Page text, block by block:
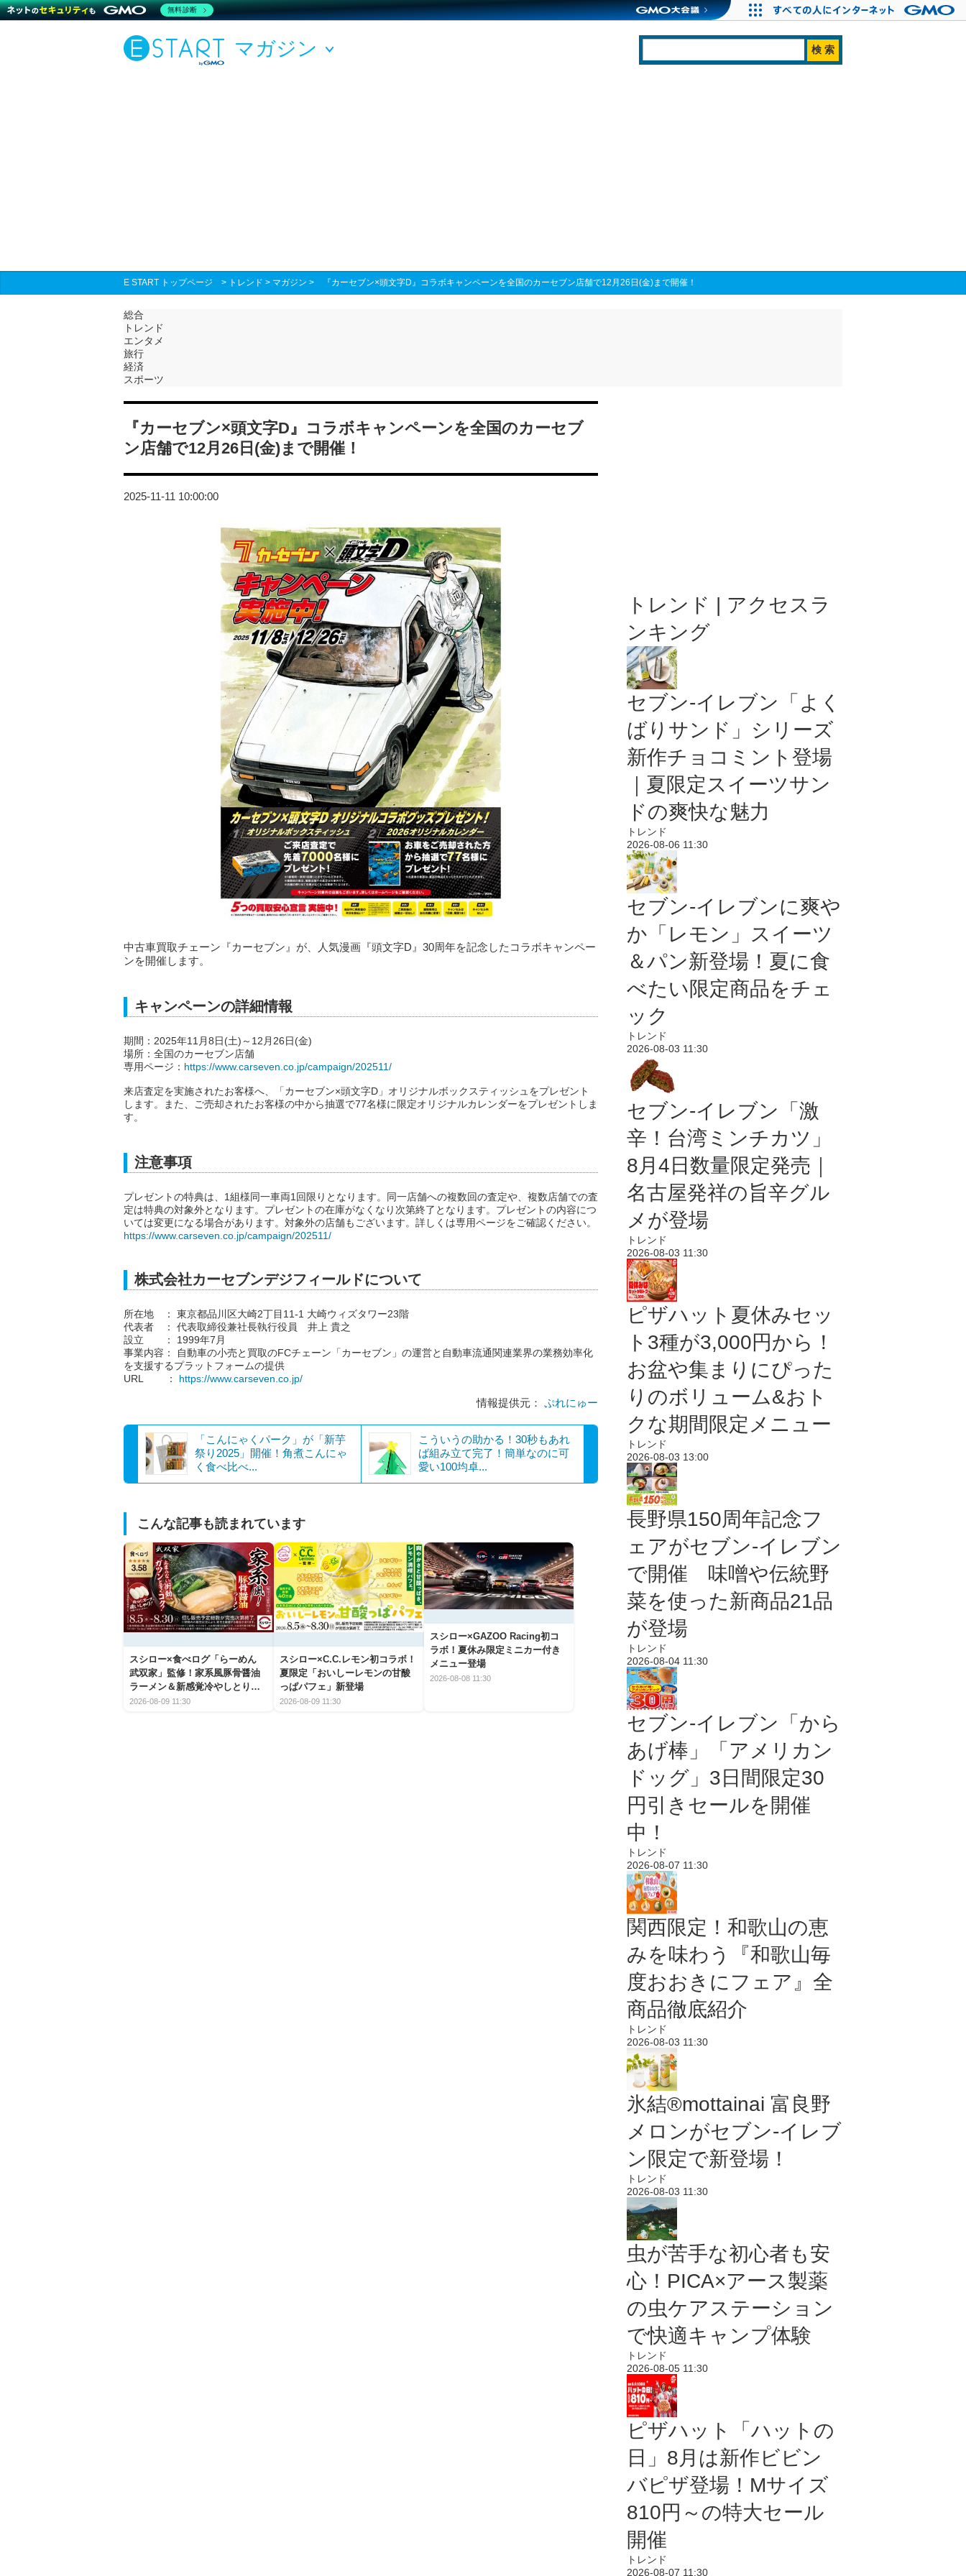
マガジン
E START トップページ > トレンド > マガジン > 『カーセブン×頭文字D』コラボキャンペーンを全国のカーセブン店舗で12月26日(金)まで開催！
総合
トレンド
エンタメ
旅行
経済
スポーツ
『カーセブン×頭文字D』コラボキャンペーンを全国のカーセブ
ン店舗で12月26日(金)まで開催！
2025-11-11 10:00:00
中古車買取チェーン『カーセブン』が、人気漫画『頭文字D』30周年を記念したコラボキャンペー
ンを開催します。
キャンペーンの詳細情報
期間：2025年11月8日(土)～12月26日(金)
場所：全国のカーセブン店舗
専用ページ： https://www.carseven.co.jp/campaign/202511/
来店査定を実施されたお客様へ、「カーセブン×頭文字D」オリジナルボックスティッシュをプレゼント
します。また、ご売却されたお客様の中から抽選で77名様に限定オリジナルカレンダーをプレゼントしま
す。
注意事項
プレゼントの特典は、1組様同一車両1回限りとなります。同一店舗への複数回の査定や、複数店舗での査
定は特典の対象外となります。プレゼントの在庫がなくなり次第終了となります。プレゼントの内容につ
いては変更になる場合があります。対象外の店舗もございます。詳しくは専用ページをご確認ください。
https://www.carseven.co.jp/campaign/202511/
株式会社カーセブンデジフィールドについて
所在地 ： 東京都品川区大崎2丁目11-1 大崎ウィズタワー23階
代表者 ： 代表取締役兼社長執行役員 井上 貴之
設立 ： 1999年7月
事業内容： 自動車の小売と買取のFCチェーン「カーセブン」の運営と自動車流通関連業界の業務効率化
を支援するプラットフォームの提供
URL ： https://www.carseven.co.jp/
情報提供元： ぷれにゅー
「こんにゃくパーク」が「新芋
祭り2025」開催！角煮こんにゃ
く食べ比べ...
こういうの助かる！30秒もあれ
ば組み立て完了！簡単なのに可
愛い100均卓...
こんな記事も読まれています
スシロー×食べログ「らーめん
武双家」監修！家系風豚骨醤油
ラーメン＆新感覚冷やしとり天
うどんが新登場
2026-08-09 11:30
スシロー×C.C.レモン初コラボ！
夏限定「おいしーレモンの甘酸
っぱパフェ」新登場
2026-08-09 11:30
スシロー×GAZOO Racing初コ
ラボ！夏休み限定ミニカー付き
メニュー登場
2026-08-08 11:30
トレンド | アクセスラ
ンキング
セブン‐イレブン「よく
ばりサンド」シリーズ
新作チョコミント登場
｜夏限定スイーツサン
ドの爽快な魅力
トレンド
2026-08-06 11:30
セブン‐イレブンに爽や
か「レモン」スイーツ
＆パン新登場！夏に食
べたい限定商品をチェ
ック
トレンド
2026-08-03 11:30
セブン-イレブン「激
辛！台湾ミンチカツ」
8月4日数量限定発売｜
名古屋発祥の旨辛グル
メが登場
トレンド
2026-08-03 11:30
ピザハット夏休みセッ
ト3種が3,000円から！
お盆や集まりにぴった
りのボリューム&おト
クな期間限定メニュー
トレンド
2026-08-03 13:00
長野県150周年記念フ
ェアがセブン-イレブン
で開催 味噌や伝統野
菜を使った新商品21品
が登場
トレンド
2026-08-04 11:30
セブン‐イレブン「から
あげ棒」「アメリカン
ドッグ」3日間限定30
円引きセールを開催
中！
トレンド
2026-08-07 11:30
関西限定！和歌山の恵
みを味わう『和歌山毎
度おおきにフェア』全
商品徹底紹介
トレンド
2026-08-03 11:30
氷結®mottainai 富良野
メロンがセブン‐イレブ
ン限定で新登場！
トレンド
2026-08-03 11:30
虫が苦手な初心者も安
心！PICA×アース製薬
の虫ケアステーション
で快適キャンプ体験
トレンド
2026-08-05 11:30
ピザハット「ハットの
日」8月は新作ビビン
バピザ登場！Mサイズ
810円～の特大セール
開催
トレンド
2026-08-07 11:30
無料診断